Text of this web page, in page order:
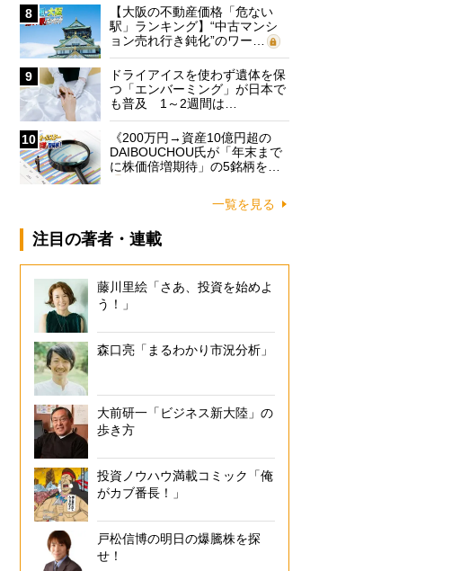
8
【大阪の不動産価格「危ない
駅」ランキング】“中古マンシ
ョン売れ行き鈍化”のワー…
9
ドライアイスを使わず遺体を保
つ「エンバーミング」が日本で
も普及 1～2週間は…
10
《200万円→資産10億円超の
DAIBOUCHOU氏が「年末まで
に株価倍増期待」の5銘柄を…
一覧を見る
注目の著者・連載
藤川里絵「さあ、投資を始めよ
う！」
森口亮「まるわかり市況分析」
大前研一「ビジネス新大陸」の
歩き方
投資ノウハウ満載コミック「俺
がカブ番長！」
戸松信博の明日の爆騰株を探
せ！